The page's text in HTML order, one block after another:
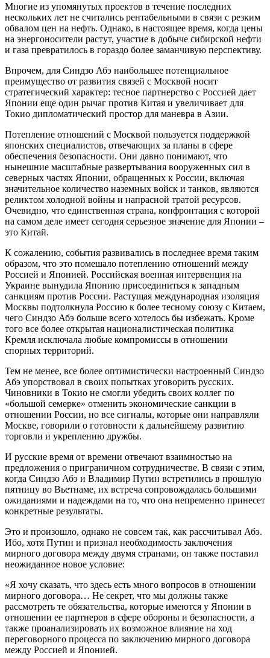
Многие из упомянутых проектов в течение последних
нескольких лет не считались рентабельными в связи с резким
обвалом цен на нефть. Однако, в настоящее время, когда цены
на энергоносители растут, участие в добыче сибирской нефти
и газа превратилось в гораздо более заманчивую перспективу.
Впрочем, для Синдзо Абэ наибольшее потенциальное
преимущество от развития связей с Москвой носит
стратегический характер: тесное партнерство с Россией дает
Японии еще один рычаг против Китая и увеличивает для
Токио дипломатический простор для маневра в Азии.
Потепление отношений с Москвой пользуется поддержкой
японских специалистов, отвечающих за планы в сфере
обеспечения безопасности. Они давно понимают, что
нынешние масштабные развертывания вооруженных сил в
северных частях Японии, обращенных к России, включая
значительное количество наземных войск и танков, являются
реликтом холодной войны и напрасной тратой ресурсов.
Очевидно, что единственная страна, конфронтация с которой
на самом деле имеет сегодня серьезное значение для Японии –
это Китай.
К сожалению, события развивались в последнее время таким
образом, что это помешало потеплению отношений между
Россией и Японией. Российская военная интервенция на
Украине вынудила Японию присоединиться к западным
санкциям против России. Растущая международная изоляция
Москвы подтолкнула Россию к более тесному союзу с Китаем,
чего Синдзо Абэ больше всего хотелось бы избежать. Кроме
того все более открытая националистическая политика
Кремля исключала любые компромиссы в отношении
спорных территорий.
Тем не менее, все более оптимистически настроенный Синдзо
Абэ упорствовал в своих попытках уговорить русских.
Чиновники в Токио не смогли убедить своих коллег по
«большой семерке» отменить экономические санкции в
отношении России, но все сигналы, которые они направляли
Москве, говорили о готовности к дальнейшему развитию
торговли и укреплению дружбы.
И русские время от времени отвечают взаимностью на
предложения о приграничном сотрудничестве. В связи с этим,
когда Синдзо Абэ и Владимир Путин встретились в прошлую
пятницу во Вьетнаме, их встреча сопровождалась большими
ожиданиями и надеждами на то, что она непременно принесет
конкретные результаты.
Это и произошло, однако не совсем так, как рассчитывал Абэ.
Ибо, хотя Путин и признал необходимость заключения
мирного договора между двумя странами, он также поставил
неожиданное новое условие:
«Я хочу сказать, что здесь есть много вопросов в отношении
мирного договора… Не секрет, что мы должны также
рассмотреть те обязательства, которые имеются у Японии в
отношении ее партнеров в сфере обороны и безопасности, а
также проанализировать их возможное влияние на ход
переговорного процесса по заключению мирного договора
между Россией и Японией.